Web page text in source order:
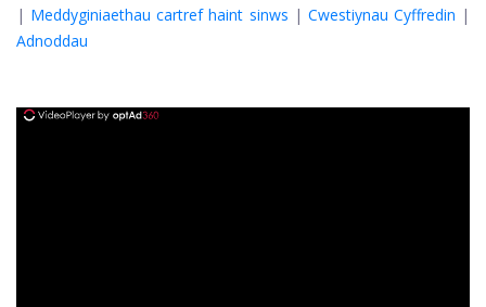
| Meddyginiaethau cartref haint sinws | Cwestiynau Cyffredin |
Adnoddau